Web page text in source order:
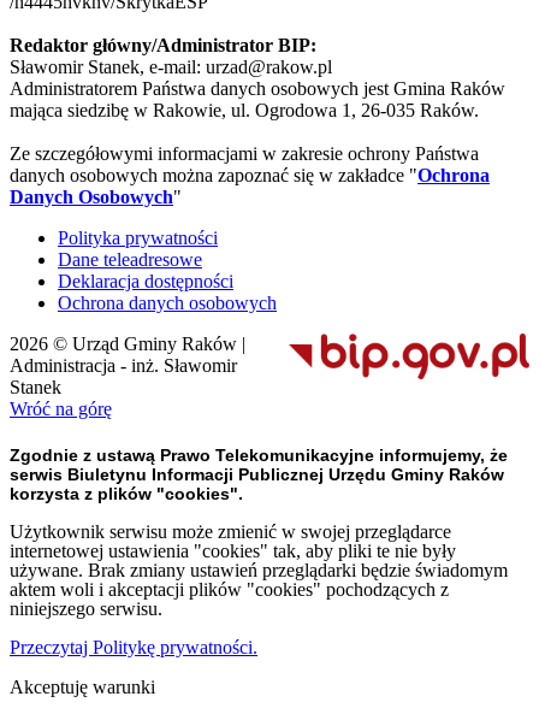
Redaktor główny/Administrator BIP:
Sławomir Stanek, e-mail: urzad@rakow.pl
Administratorem Państwa danych osobowych jest Gmina Raków
mająca siedzibę w Rakowie, ul. Ogrodowa 1, 26-035 Raków.
Ze szczegółowymi informacjami w zakresie ochrony Państwa
danych osobowych można zapoznać się w zakładce "Ochrona
Danych Osobowych"
Polityka prywatności
Dane teleadresowe
Deklaracja dostępności
Ochrona danych osobowych
2026 © Urząd Gminy Raków |
Administracja - inż. Sławomir
Stanek
Wróć na górę
Zgodnie z ustawą Prawo Telekomunikacyjne informujemy, że
serwis Biuletynu Informacji Publicznej Urzędu Gminy Raków
korzysta z plików "cookies".
Użytkownik serwisu może zmienić w swojej przeglądarce
internetowej ustawienia "cookies" tak, aby pliki te nie były
używane. Brak zmiany ustawień przeglądarki będzie świadomym
aktem woli i akceptacji plików "cookies" pochodzących z
niniejszego serwisu.
Przeczytaj Politykę prywatności.
Akceptuję warunki